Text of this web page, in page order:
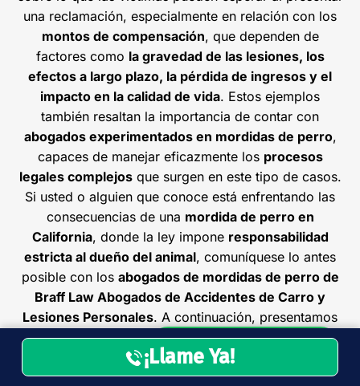
una reclamación, especialmente en relación con los
montos de compensación, que dependen de
factores como la gravedad de las lesiones, los
efectos a largo plazo, la pérdida de ingresos y el
impacto en la calidad de vida. Estos ejemplos
también resaltan la importancia de contar con
abogados experimentados en mordidas de perro,
capaces de manejar eficazmente los procesos
legales complejosque surgen en este tipo de casos.
Si usted o alguien que conoce está enfrentando las
consecuencias de una mordida de perro en
California, donde la ley impone responsabilidad
estricta al dueño del animal, comuníquese lo antes
posible con los abogados de mordidas de perro de
Braff Law Abogados de Accidentes de Carro y
Lesiones Personales. A continuación, presentamos
cinco de los casos más significativos en la historia
de Estados Unidosrelacionados con mordidas de
perro:
909-
510-
4797
Disponibles
24/7
Abogados de
Lesiones por
Mordeduras de Perro
en Colton
Compto
1315 N Bullis Rd Ste
13, Compton, CA
90221
Oficina de consulta.
Agende una cita
Disponibles
Contactar Por Whatsapp
¡Llame Ya!